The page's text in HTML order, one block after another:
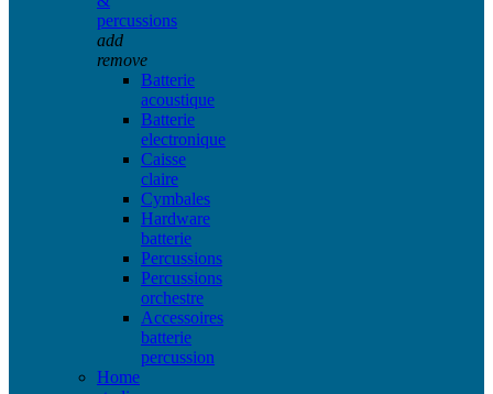
percussions
add
remove
Batterie
acoustique
Batterie
electronique
Caisse
claire
Cymbales
Hardware
batterie
Percussions
Percussions
orchestre
Accessoires
batterie
percussion
Home